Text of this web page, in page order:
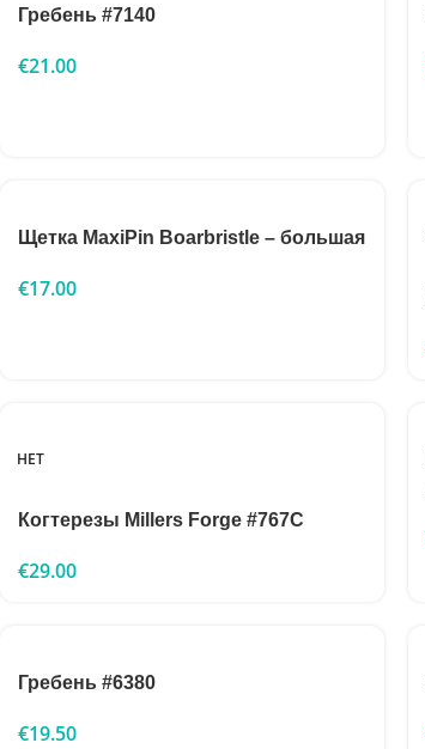
Гребень #7140
€21.00
Щетка MaxiPin Boarbristle – большая
€17.00
НЕТ
Когтерезы Millers Forge #767C
€29.00
Гребень #6380
€19.50